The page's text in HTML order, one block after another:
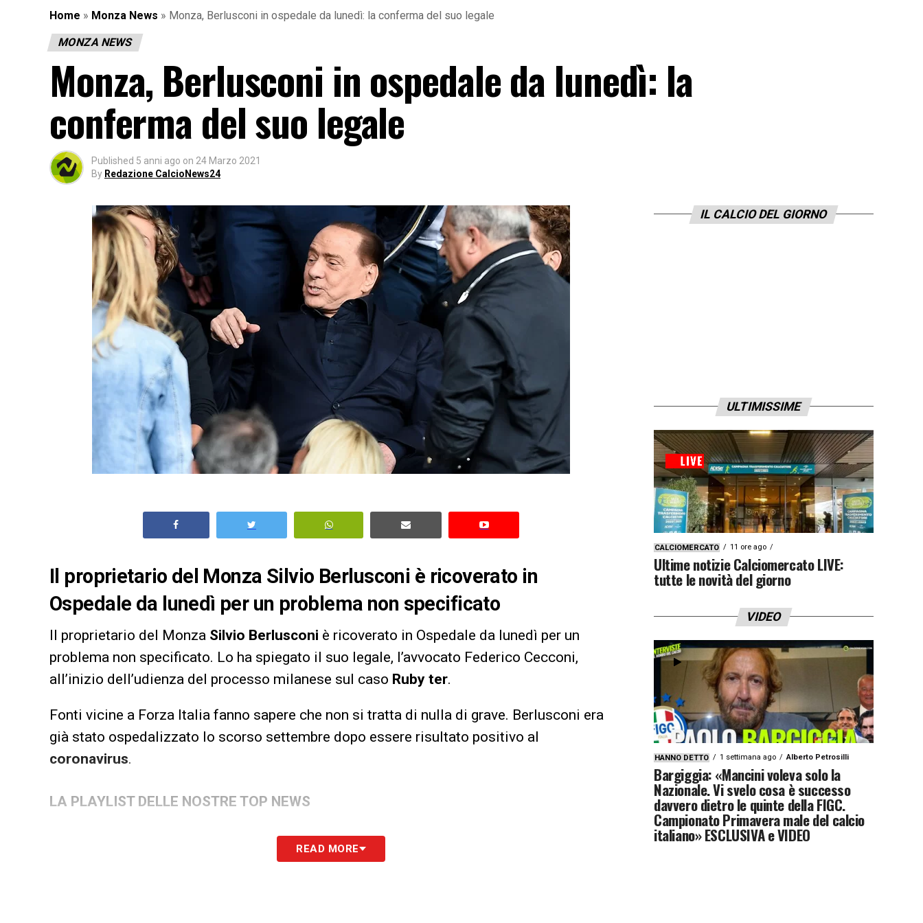
Home » Monza News » Monza, Berlusconi in ospedale da lunedì: la conferma del suo legale
MONZA NEWS
Monza, Berlusconi in ospedale da lunedì: la
conferma del suo legale
Published 5 anni ago on 24 Marzo 2021
By Redazione CalcioNews24
Il proprietario del Monza Silvio Berlusconi è ricoverato in
Ospedale da lunedì per un problema non specificato
Il proprietario del Monza Silvio Berlusconi è ricoverato in Ospedale da lunedì per un
problema non specificato. Lo ha spiegato il suo legale, l’avvocato Federico Cecconi,
all’inizio dell’udienza del processo milanese sul caso Ruby ter.
Fonti vicine a Forza Italia fanno sapere che non si tratta di nulla di grave. Berlusconi era
già stato ospedalizzato lo scorso settembre dopo essere risultato positivo al
coronavirus.
LA PLAYLIST DELLE NOSTRE TOP NEWS
READ MORE
IL CALCIO DEL GIORNO
ULTIMISSIME
CALCIOMERCATO 11 ore ago
Ultime notizie Calciomercato LIVE:
tutte le novità del giorno
VIDEO
HANNO DETTO 1 settimana ago Alberto Petrosilli
Bargiggia: «Mancini voleva solo la
Nazionale. Vi svelo cosa è successo
davvero dietro le quinte della FIGC.
Campionato Primavera male del calcio
italiano» ESCLUSIVA e VIDEO